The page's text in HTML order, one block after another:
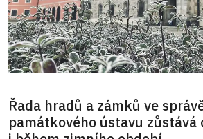
Řada hradů a zámků ve
památkového ústavu zůstává